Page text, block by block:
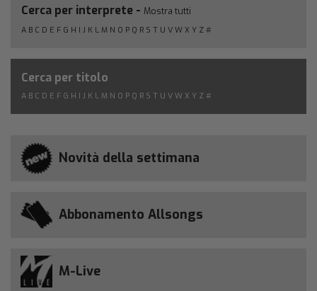
Cerca per interprete - Mostra tutti
A B C D E F G H I J K L M N O P Q R S T U V W X Y Z #
Cerca per titolo
A B C D E F G H I J K L M N O P Q R S T U V W X Y Z #
Novità della settimana
Abbonamento Allsongs
M-Live